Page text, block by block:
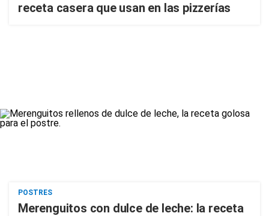
receta casera que usan en las pizzerías
POSTRES
Merenguitos con dulce de leche: la receta